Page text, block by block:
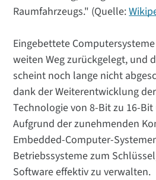
Raumfahrzeugs." (Quelle:
Eingebettete
weiten Weg zurückgelegt, und
scheint noch lange nicht
dank der Weiterentwicklung
Technologie von 8-Bit zu 16-
Aufgrund der zunehmenden
Embedded-Computer-
Betriebssysteme zum
Software effektiv zu verwalten.